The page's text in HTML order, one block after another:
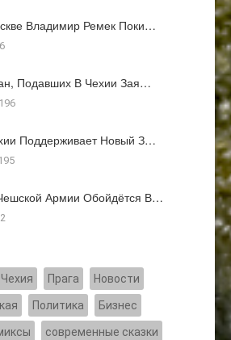
Владимир Ремек Поки…
Подавших В Чехии Зая…
Поддерживает Новый З…
Армии Обойдётся В…
Чехия Прага Новости
Политика Бизнес
современные сказки